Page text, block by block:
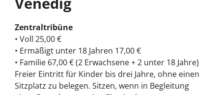
Zentraltribüne
• Voll 25,00 €
• Ermäßigt unter 18 Jahren 17,00 €
• Familie 67,00 € (2 Erwachsene + 2 unter 18 Jahre)
Freier Eintritt für Kinder bis drei Jahre, ohne einen
Sitzplatz zu belegen. Sitzen, wenn in Begleitung